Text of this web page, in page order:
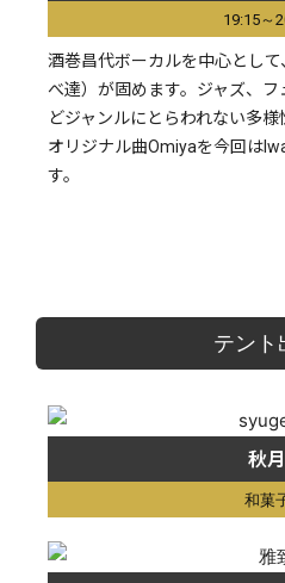
19:15～
酒巻昌代ボーカルを中心とし
べ達）が固めます。ジャズ、
どジャンルにとらわれない多
オリジナル曲Omiyaを今回は
す。
テント
秋月
和菓